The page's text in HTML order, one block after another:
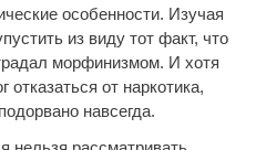
особенности. Изучая
из виду тот факт, что
морфинизмом. И хотя
отказаться от наркотика,
навсегда.